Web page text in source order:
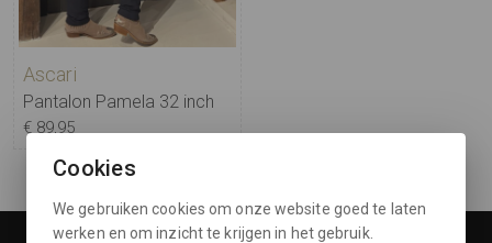
Ascari
Pantalon Pamela 32 inch
€ 89,95
Cookies
We gebruiken cookies om onze website goed te laten
werken en om inzicht te krijgen in het gebruik.